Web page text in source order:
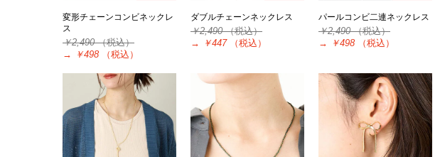
変形チェーンコンビネックレ
ス
￥2,490（税込）
→
￥498 （税込）
ダブルチェーンネックレス
￥2,490（税込）
→
￥447 （税込）
パールコンビ二連ネックレス
￥2,490（税込）
→
￥498 （税込）